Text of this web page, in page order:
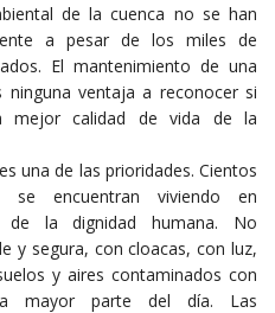
de la cuenca no se han
a pesar de los miles de
El mantenimiento de una
ventaja a reconocer si
mejor calidad de vida de la
una de las prioridades. Cientos
encuentran viviendo en
de la dignidad humana. No
y segura, con cloacas, con luz,
y aires contaminados con
mayor parte del día. Las